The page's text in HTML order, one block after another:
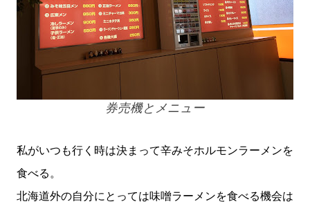
券売機とメニュー
私がいつも行く時は決まって辛みそホルモンラーメンを
食べる。
北海道外の自分にとっては味噌ラーメンを食べる機会は